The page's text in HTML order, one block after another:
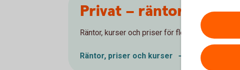
Privat – räntor,
Räntor, kurser och priser för flera av våra
Räntor, priser och kurser